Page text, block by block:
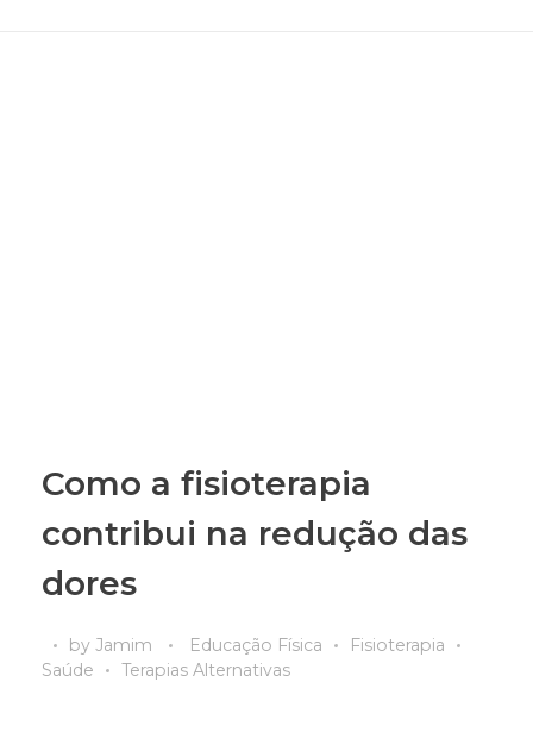
Como a fisioterapia
contribui na redução das
dores
by Jamim Educação Física
Fisioterapia
Saúde
Terapias Alternativas